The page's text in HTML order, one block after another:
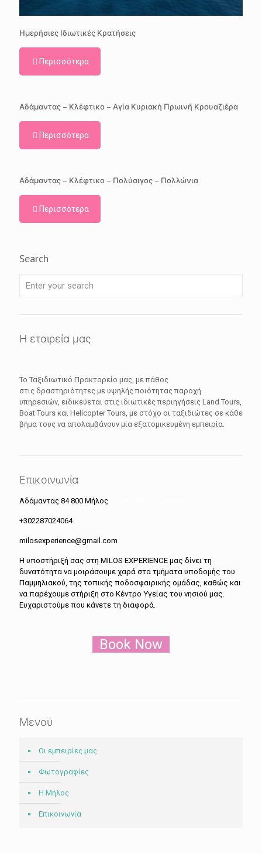
Ημερήσιες Ιδιωτικές Κρατήσεις
Περισσότερα
Αδάμαντας – Κλέφτικο – Αγία Κυριακή Πρωινή Κρουαζιέρα
Περισσότερα
Αδάμαντας – Κλέφτικο – Πολύαιγος – Πολλώνια
Περισσότερα
Search
Η εταιρεία μας
Το Ταξιδιωτικό Πρακτορείο μας, με πάθος
στις δραστηριότητες με υψηλής ποιότητας παροχή
υπηρεσιών, ειδικεύεται στις ιδιωτικές περιηγήσεις Land Tours,
Boat Tours και Helicopter Tours, με στόχο οι ταξιδιώτες σε κάθε
βήμα τους να απολαμβάνουν μία εξατομικευμένη εμπειρία.
Επικοινωνία
Αδάμαντας 84 800 Μήλος
+302287024064
milosexperience@gmail.com
H υποστήριξή σας στη MILOS EXPERIENCE μας δίνει τη
δυνατότητα να μοιράσουμε χαρά στα τμήματα υποδομής του
Παμμηλιακού, της τοπικής ποδοσφαιρικής ομάδας, καθώς και
να παρέχουμε στήριξη στο Κέντρο Υγείας του νησιού μας.
Ευχαριστούμε που κάνετε τη διαφορά.
Book Now
Μενού
Οι εμπειρίες μας
Φωτογραφίες
Η Μήλος
Επικοινωνία